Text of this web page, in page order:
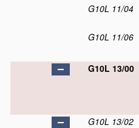
G10L 11/04
G10L 11/06
G10L 13/00
G10L 13/02